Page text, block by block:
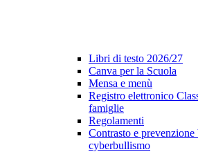
Libri di testo 2026/27
Canva per la Scuola
Mensa e menù
Registro elettronico
famiglie
Regolamenti
Contrasto e
cyberbullismo